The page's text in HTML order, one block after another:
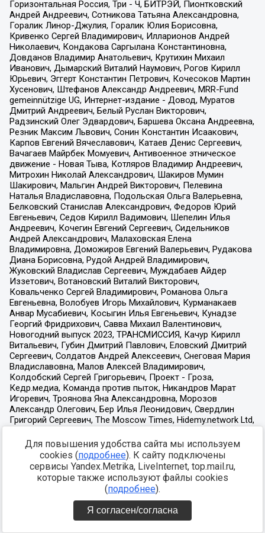
Для повышения удобства сайта мы используем
cookies (подробнее). К сайту подключены
сервисы Yandex.Metrika, LiveInternet, top.mail.ru,
которые также используют файлы cookies
(подробнее).
Я согласен/согласна